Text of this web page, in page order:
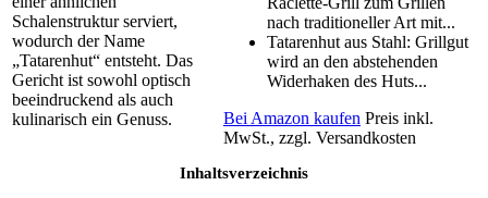
Schalenstruktur serviert,
wodurch der Name
„Tatarenhut“ entsteht. Das
Gericht ist sowohl optisch
beeindruckend als auch
kulinarisch ein Genuss.
nach traditioneller Art mit...
Tatarenhut aus Stahl: Grillgut
wird an den abstehenden
Widerhaken des Huts...
Bei Amazon kaufen Preis inkl.
MwSt., zzgl. Versandkosten
Inhaltsverzeichnis